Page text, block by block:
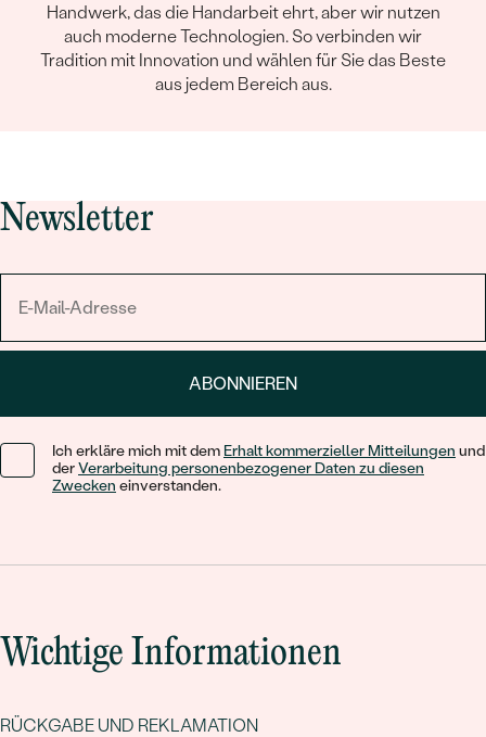
Handwerk, das die Handarbeit ehrt, aber wir nutzen
auch moderne Technologien. So verbinden wir
Tradition mit Innovation und wählen für Sie das Beste
aus jedem Bereich aus.
Newsletter
ABONNIEREN
Ich erkläre mich mit dem Erhalt kommerzieller Mitteilungen und
derVerarbeitung personenbezogener Daten zu diesen
Zwecken einverstanden.
Wichtige Informationen
RÜCKGABE UND REKLAMATION